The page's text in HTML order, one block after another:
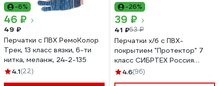
-6%
46 ₽
49 ₽
Перчатки с ПВХ РемоКолор
Трек, 13 класс вязки, 6-ти
нитка, меланж, 24-2-135
4.1(22)
-26%
39 ₽
41 ₽53 ₽
Перчатки х/б с ПВХ-
покрытием "Протектор" 7
класс СИБРТЕХ Россия
67704
4.6(96)